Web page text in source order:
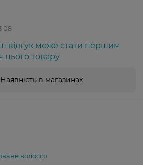
08
відгук може стати першим
цього товару
Наявність в магазинах
волосся